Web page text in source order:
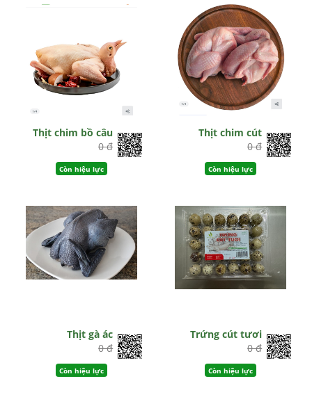
Thịt chim bồ câu
0 đ
Còn hiệu lực
Thịt chim cút
0 đ
Còn hiệu lực
Thịt gà ác
0 đ
Còn hiệu lực
Trứng cút tươi
0 đ
Còn hiệu lực